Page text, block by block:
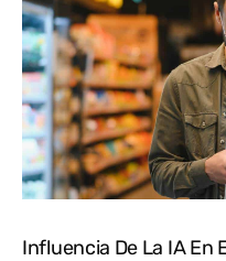
Influencia De La IA En